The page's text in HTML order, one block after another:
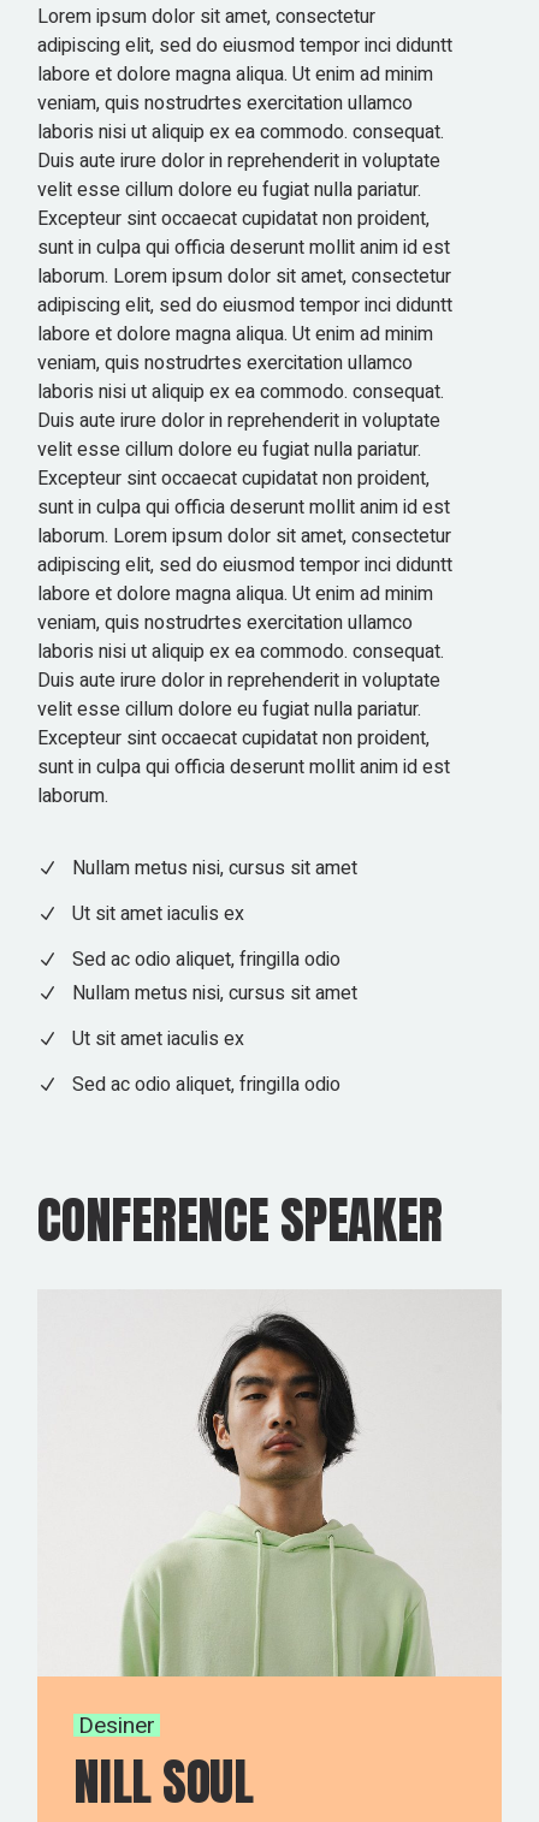
Lorem ipsum dolor sit amet, consectetur
adipiscing elit, sed do eiusmod tempor inci diduntt
labore et dolore magna aliqua. Ut enim ad minim
veniam, quis nostrudrtes exercitation ullamco
laboris nisi ut aliquip ex ea commodo. consequat.
Duis aute irure dolor in reprehenderit in voluptate
velit esse cillum dolore eu fugiat nulla pariatur.
Excepteur sint occaecat cupidatat non proident,
sunt in culpa qui officia deserunt mollit anim id est
laborum. Lorem ipsum dolor sit amet, consectetur
adipiscing elit, sed do eiusmod tempor inci diduntt
labore et dolore magna aliqua. Ut enim ad minim
veniam, quis nostrudrtes exercitation ullamco
laboris nisi ut aliquip ex ea commodo. consequat.
Duis aute irure dolor in reprehenderit in voluptate
velit esse cillum dolore eu fugiat nulla pariatur.
Excepteur sint occaecat cupidatat non proident,
sunt in culpa qui officia deserunt mollit anim id est
laborum. Lorem ipsum dolor sit amet, consectetur
adipiscing elit, sed do eiusmod tempor inci diduntt
labore et dolore magna aliqua. Ut enim ad minim
veniam, quis nostrudrtes exercitation ullamco
laboris nisi ut aliquip ex ea commodo. consequat.
Duis aute irure dolor in reprehenderit in voluptate
velit esse cillum dolore eu fugiat nulla pariatur.
Excepteur sint occaecat cupidatat non proident,
sunt in culpa qui officia deserunt mollit anim id est
laborum.
Nullam metus nisi, cursus sit amet
Ut sit amet iaculis ex
Sed ac odio aliquet, fringilla odio
Nullam metus nisi, cursus sit amet
Ut sit amet iaculis ex
Sed ac odio aliquet, fringilla odio
CONFERENCE SPEAKER
Desiner
NILL SOUL